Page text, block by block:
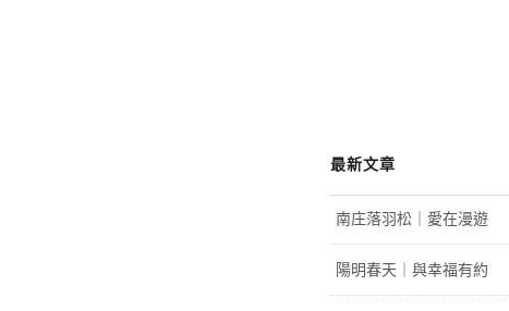
最新文章
南庄落羽松｜愛在漫遊
陽明春天｜與幸福有約